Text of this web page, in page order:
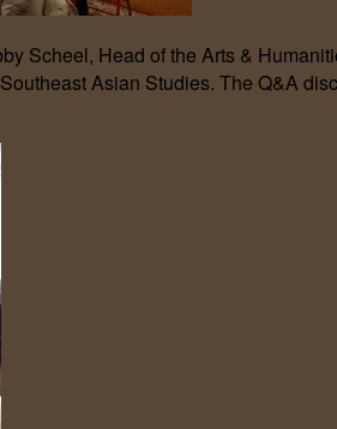
Scheel, Head of the Arts &
Asian Studies. The Q&A